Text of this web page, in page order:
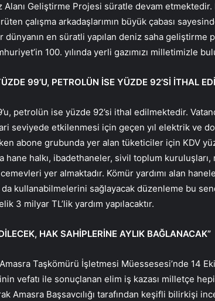
Geliştirme Projesi süratle devam
çalışma arkadaşlarımın büyük çabası
en süratli yapılan deniz saha geliştirme
100. yılında yerli gazımızı milletimizle
99’U, PETROLÜN İSE YÜZDE 92’Sİ İTHAL
petrolün ise yüzde 92’si ithal edilmektedir.
seviyede etkilenmesi için geçen yıl elektrik ve
abone grubunda yer alan tüketiciler için KDV
hane halkı, ibadethaneler, sivil toplum kuruluşları,
yer almaktadır. Kömür yardımı alan
kullanabilmelerini sağlayacak düzenleme bu
3 milyar TL’lik yardım yapılacaktır.
HAK SAHİPLERİNE AYLIK BAĞLANACAK”
Taşkömürü İşletmesi Müessesesi’nde 14
vefatı ile sonuçlanan elim iş kazası milletçe
Amasra Başsavcılığı tarafından keşifli bilirkişi